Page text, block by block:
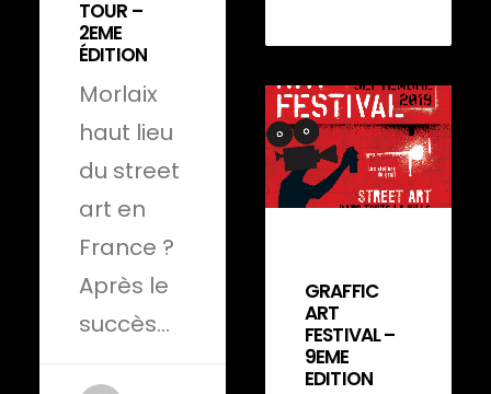
TOUR –
2EME
ÉDITION
Morlaix
haut lieu
du street
art en
France ?
Après le
succès…
GRAFFIC
ART
FESTIVAL –
9EME
EDITION